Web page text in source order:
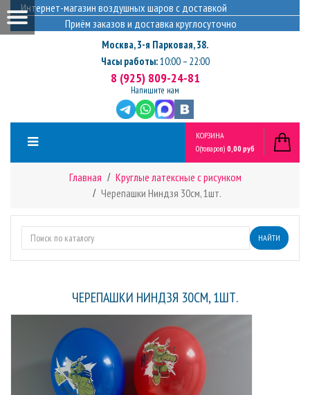
Интернет-магазин воздушных шаров с доставкой
Приём заказов и доставка круглосуточно
Москва,3-я Парковая, 38.
Часы работы:10:00 – 22:00
8 (925) 809-24-81
Напишите нам
КОРЗИНА
0(товаров) 0,00 руб
Главная
Круглые латексные с рисунком
Черепашки Ниндзя 30см, 1шт.
НАЙТИ
ЧЕРЕПАШКИ НИНДЗЯ 30СМ, 1ШТ.